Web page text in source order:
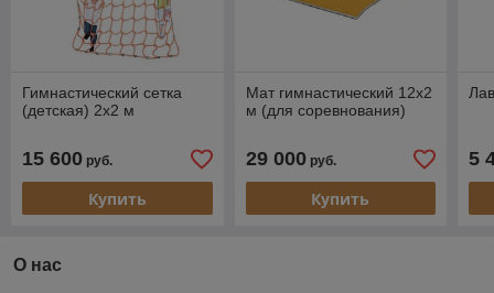
Гимнастический сетка
(детская) 2х2 м
15 600 руб.
Купить
Мат гимнастический 12х2
м (для соревнования)
29 000руб.
Купить
5
О нас